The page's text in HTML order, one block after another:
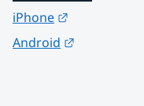
iPhone
Android